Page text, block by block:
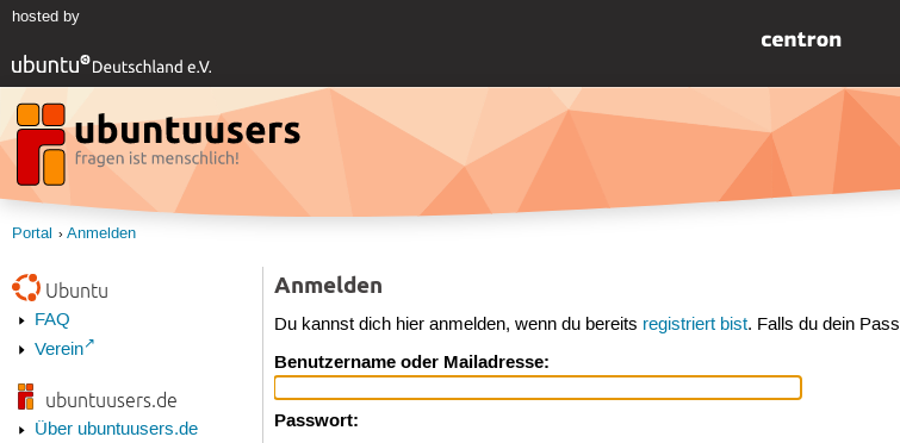
hosted by
Portal Anmelden
Ubuntu
FAQ
Verein
ubuntuusers.de
Über ubuntuusers.de
Anmelden
Du kannst dich hier anmelden, wenn du bereits registriert bist. Falls du dein
Benutzername oder Mailadresse:
Passwort: